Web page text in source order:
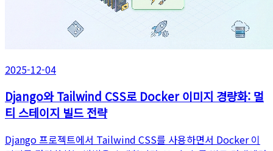
2025-12-04
Django와 Tailwind CSS로 Docker 이미지 경량화: 멀
티 스테이지 빌드 전략
Django 프로젝트에서 Tailwind CSS를 사용하면서 Docker 이